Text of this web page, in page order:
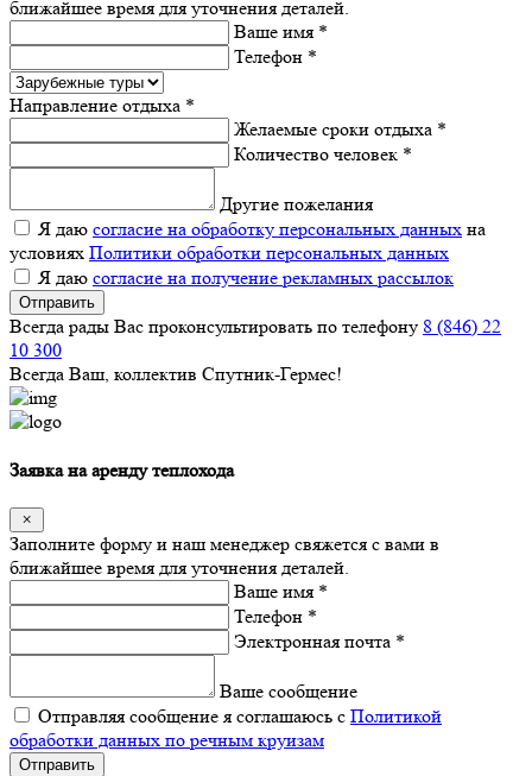
ближайшее время для уточнения деталей.
Ваше имя *
Телефон *
Направление отдыха *
Желаемые сроки отдыха *
Количество человек *
Другие пожелания
Я даю согласие на обработку персональных данных на
условиях Политики обработки персональных данных
Я даю согласие на получение рекламных рассылок
Отправить
Всегда рады Вас проконсультировать по телефону 8 (846) 22
10 300
Всегда Ваш, коллектив Спутник-Гермес!
Заявка на аренду теплохода
Заполните форму и наш менеджер свяжется с вами в
ближайшее время для уточнения деталей.
Ваше имя *
Телефон *
Электронная почта *
Ваше сообщение
Отправляя сообщение я соглашаюсь с Политикой
обработки данных по речным круизам
Отправить